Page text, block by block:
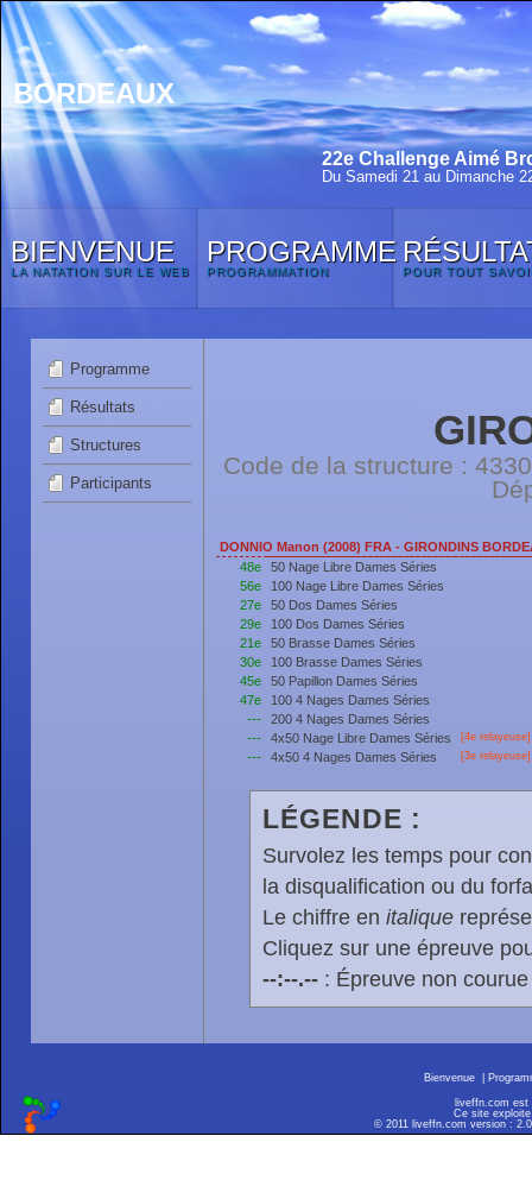
BORDEAUX
22e Challenge Aimé
Du Samedi 21 au Dimanche
BIENVENUE
LA NATATION SUR LE WEB
PROGRAMME
PROGRAMMATION POUR TOUT
Programme
Résultats
Structures
Participants
Code de la structure :
DONNIO Manon (2008) FRA - GIRONDINS
48e
50 Nage Libre Dames Séries
56e
100 Nage Libre Dames Séries
27e
50 Dos Dames Séries
29e
100 Dos Dames Séries
21e
50 Brasse Dames Séries
30e
100 Brasse Dames Séries
45e
50 Papillon Dames Séries
47e
100 4 Nages Dames Séries
---
200 4 Nages Dames Séries
---
4x50 Nage Libre Dames Séries [4e relayeuse]
--- 4x50 4 Nages Dames Séries [3e relayeuse]
LÉGENDE :
Survolez les temps pour
la disqualification ou du
Le chiffre en italique
Cliquez sur une épreuve
--:--.--: Épreuve non
Bienvenue
liveffn.com est
Ce site
© 2011 liveffn.com version :